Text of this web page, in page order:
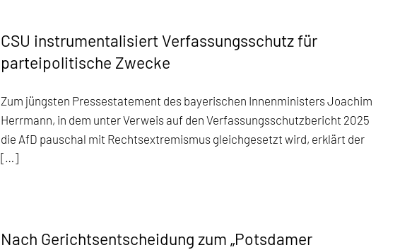
CSU instrumentalisiert Verfassungsschutz für
parteipolitische Zwecke
Zum jüngsten Pressestatement des bayerischen Innenministers Joachim
Herrmann, in dem unter Verweis auf den Verfassungsschutzbericht 2025
die AfD pauschal mit Rechtsextremismus gleichgesetzt wird, erklärt der
[…]
Nach Gerichtsentscheidung zum „Potsdamer